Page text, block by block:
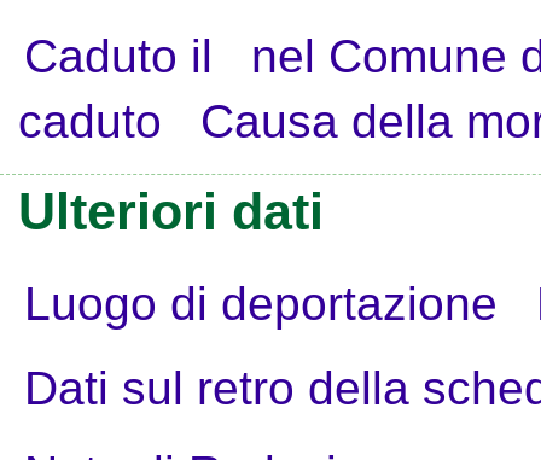
Caduto il
nel Comune
caduto
Causa della
Ulteriori dati
Luogo di deportazione
Dati sul retro della